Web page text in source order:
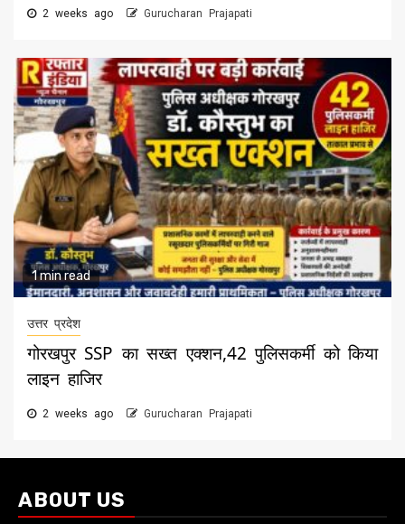
2 weeks ago Gurucharan Prajapati
1 min read
उत्तर प्रदेश
गोरखपुर SSP का सख्त एक्शन,42 पुलिसकर्मी को किया
लाइन हाजिर
2 weeks ago Gurucharan Prajapati
ABOUT US